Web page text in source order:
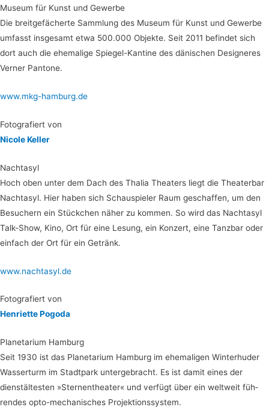
Muse­um für Kunst und Gewerbe
Die breit­ge­fä­cher­te Samm­lung des Muse­um für Kunst und Gewer­be
umfasst ins­ge­samt etwa 500.000 Objek­te. Seit 2011 befin­det sich
dort auch die ehe­ma­li­ge Spie­gel-Kan­ti­ne des däni­schen Desi­gne­res
Ver­ner Pantone.
www.mkg-hamburg.de
Foto­gra­fiert von
Nico­le Keller
Nacht­asyl
Hoch oben unter dem Dach des Tha­lia Thea­ters liegt die Thea­ter­bar
Nacht­asyl. Hier haben sich Schau­spie­ler Raum geschaf­fen, um den
Besu­chern ein Stück­chen näher zu kom­men. So wird das Nacht­asyl
Talk-Show, Kino, Ort für eine Lesung, ein Kon­zert, eine Tanz­bar oder
ein­fach der Ort für ein Getränk.
www.nachtasyl.de
Foto­gra­fiert von
Hen­ri­et­te Pogoda
Pla­ne­ta­ri­um Hamburg
Seit 1930 ist das Pla­ne­ta­ri­um Ham­burg im ehe­ma­li­gen Win­ter­hu­der
Was­ser­turm im Stadt­park unter­ge­bracht. Es ist damit eines der
dienst­äl­tes­ten »Ster­nen­thea­ter« und ver­fügt über ein welt­weit füh­
ren­des opto-mecha­ni­sches Projektionssystem.